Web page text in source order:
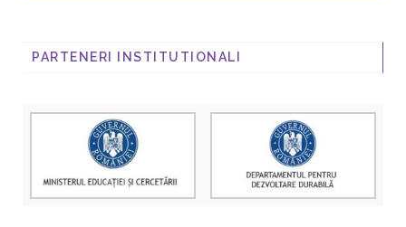
PARTENERI INSTITUTIONALI